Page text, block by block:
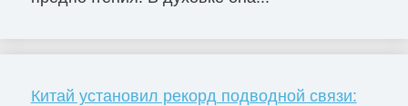
Китай установил рекорд подводной связи: